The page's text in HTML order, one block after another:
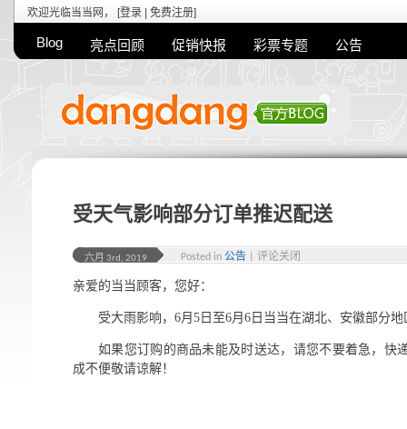
欢迎光临当当网， [登录 免费注册]
Blog 亮点回顾 促销快报 彩票专题 公告
受天气影响部分订单推迟配送
六月 3rd, 2019 Posted in 公告 评论关闭
亲爱的当当顾客，您好：
受大雨影响，6月5日至6月6日当当在湖北、安徽部分
如果您订购的商品未能及时送达，请您不要着急，快
成不便敬请谅解！